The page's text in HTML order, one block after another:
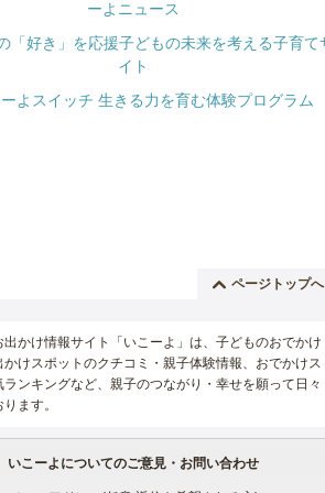
ページトップへ
出かけ情報サイト「いこーよ」は、子どものおでかけ
かけスポットのクチコミ・親子体験情報、おでかけス
ンキングなど、親子のつながり・幸せを願って日々
ます。
いこーよについてのご意見・お問い合わせ